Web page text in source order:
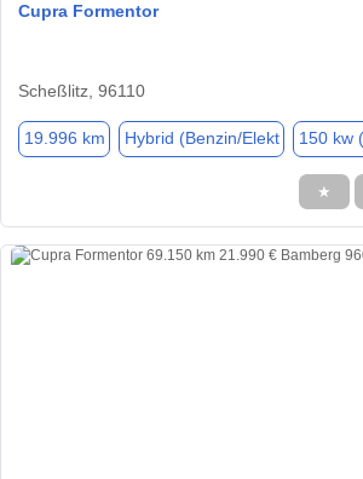
Cupra Formentor
Scheßlitz, 96110
19.996 km Hybrid (Benzin/Elekt 150 kw
★